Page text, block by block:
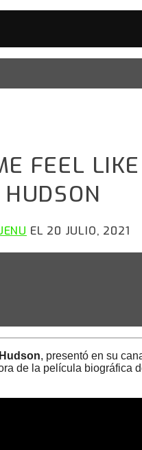
FEEL
EL 20 JULIO, 2021
, presentó en su
de la película biográfica